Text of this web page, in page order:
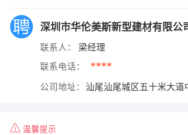
深圳市华伦美斯新型建材有限公
联系人： 梁经理
联系电话： ****
公司地址： 汕尾汕尾城区五十米大道
温馨提示